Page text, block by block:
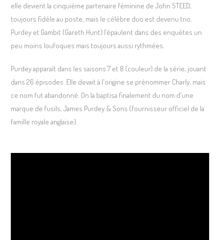
elle devient la cinquième partenaire féminine de John STEED,
toujours fidèle au poste, mais le célébre duo est devenu trio.
Purdey et Gambit (Gareth Hunt) l’épaulent dans des enquêtes un
peu moins loufoques mais toujours aussi rythmées.
Purdey apparaît dans les saisons 7 et 8 (couleur) de la série, jouant
dans 26 épisodes. Elle devait à l'origine se prénommer Charly, mais
ce nom fut abandonné. On la baptisa finalement du nom d'une
marque de fusils, James Purdey & Sons (fournisseur officiel de la
famille royale anglaise).